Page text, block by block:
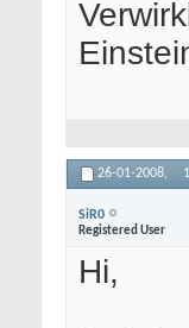
26-01-2008,
SiR0
Registered User
Hi,